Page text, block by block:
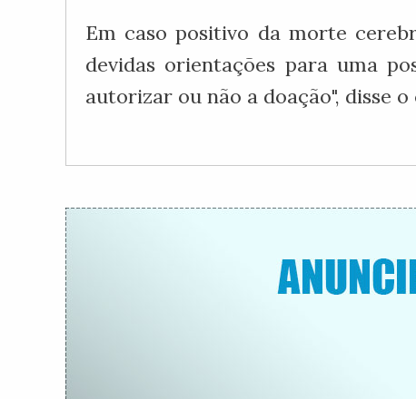
Em caso positivo da morte
devidas orientações para uma
autorizar ou não a doação", disse